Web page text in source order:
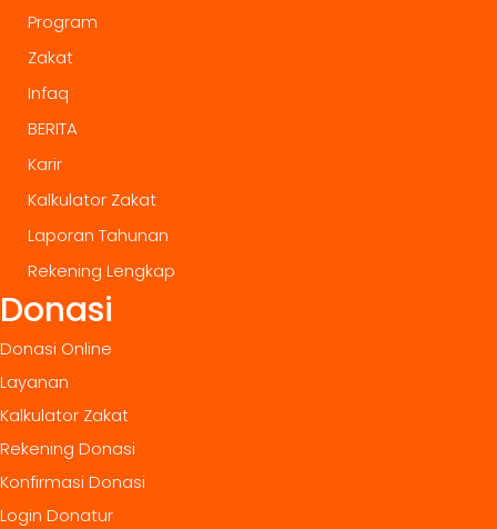
Program
Zakat
Infaq
BERITA
Karir
Kalkulator Zakat
Laporan Tahunan
Rekening Lengkap
Donasi
Donasi Online
Layanan
Kalkulator Zakat
Rekening Donasi
Konfirmasi Donasi
Login Donatur